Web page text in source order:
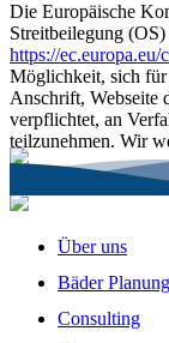
Die Europäische
Streitbeilegung
https://ec.europa.eu/
Möglichkeit, sich
Anschrift, Webseite
verpflichtet, an
teilzunehmen. Wir
Über uns
Bäder
Consulting